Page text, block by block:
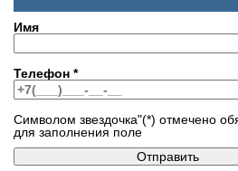
Имя
Телефон *
Символом звездочка"(*) отмечено
для заполнения поле